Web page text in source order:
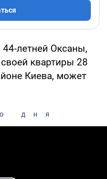
летней Оксаны,
квартиры 28
Киева, может
дня